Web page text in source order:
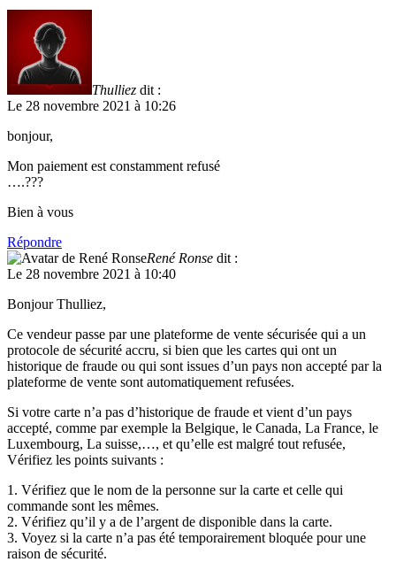
Thulliez dit :
Le 28 novembre 2021 à 10:26
bonjour,
Mon paiement est constamment refusé
….???
Bien à vous
Répondre
René Ronse dit :
Le 28 novembre 2021 à 10:40
Bonjour Thulliez,
Ce vendeur passe par une plateforme de vente sécurisée qui a un
protocole de sécurité accru, si bien que les cartes qui ont un
historique de fraude ou qui sont issues d’un pays non accepté par la
plateforme de vente sont automatiquement refusées.
Si votre carte n’a pas d’historique de fraude et vient d’un pays
accepté, comme par exemple la Belgique, le Canada, La France, le
Luxembourg, La suisse,…, et qu’elle est malgré tout refusée,
Vérifiez les points suivants :
1. Vérifiez que le nom de la personne sur la carte et celle qui
commande sont les mêmes.
2. Vérifiez qu’il y a de l’argent de disponible dans la carte.
3. Voyez si la carte n’a pas été temporairement bloquée pour une
raison de sécurité.